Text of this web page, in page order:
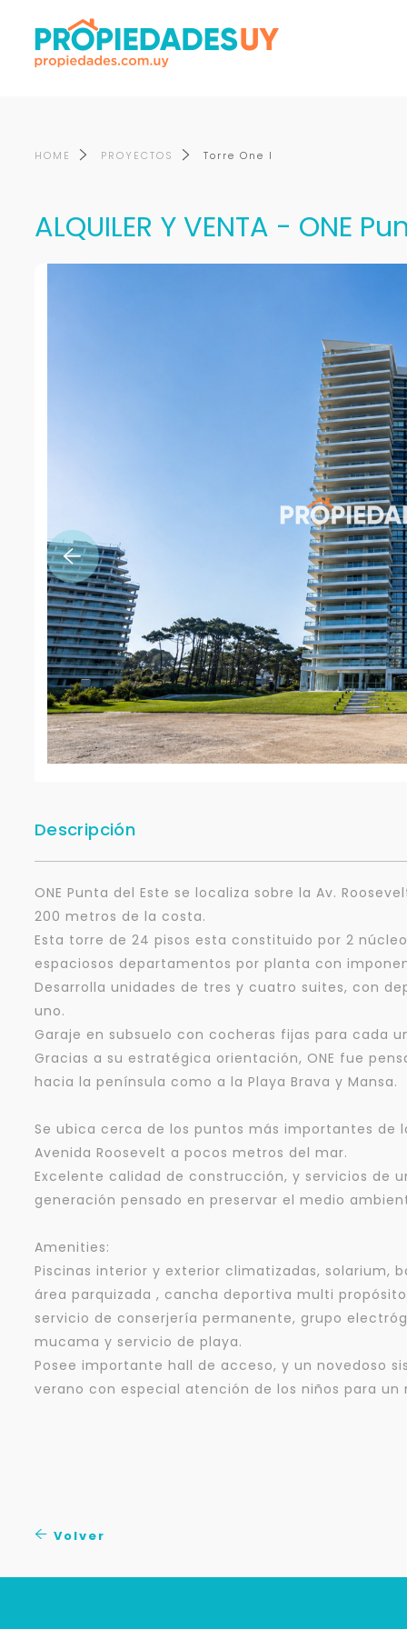
HOME PROYECTOS Torre One I
ALQUILER Y VENTA - ONE
Descripción
ONE Punta del Este se localiza sobre la Av.
200 metros de la costa.
Esta torre de 24 pisos esta constituido por 2
espaciosos departamentos por planta con
Desarrolla unidades de tres y cuatro suites, con
uno.
Garaje en subsuelo con cocheras fijas para cada
Gracias a su estratégica orientación, ONE fue
hacia la península como a la Playa Brava y Mansa.
Se ubica cerca de los puntos más importantes de
Avenida Roosevelt a pocos metros del mar.
Excelente calidad de construcción, y servicios de
generación pensado en preservar el medio
Amenities:
Piscinas interior y exterior climatizadas, solarium,
área parquizada , cancha deportiva multi
servicio de conserjería permanente, grupo
mucama y servicio de playa.
Posee importante hall de acceso, y un novedoso
verano con especial atención de los niños para
Volver